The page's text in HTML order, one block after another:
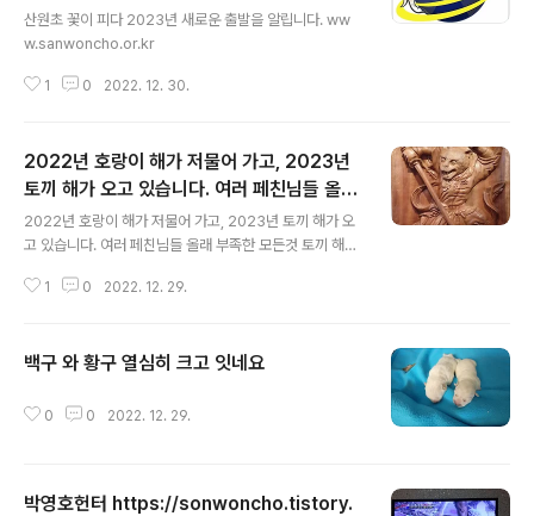
산원초 꽃이 피다 2023년 새로운 출발을 알립니다. ww
w.sanwoncho.or.kr
1 0 2022. 12. 30.
2022년 호랑이 해가 저물어 가고, 2023년
토끼 해가 오고 있습니다. 여러 페친님들 올래
부족한 모든것 토끼 해에 이루시길 기원 합니
다초심 합장 www.sanwoncho.or.kr산원
초꽃이피다
2022년 호랑이 해가 저물어 가고, 2023년 토끼 해가 오
고 있습니다. 여러 페친님들 올래 부족한 모든것 토끼 해에
r 산원초꽃이피다
1 0 2022. 12. 29.
백구 와 황구 열심히 크고 잇네요
0 0 2022. 12. 29.
박영호헌터 https://sonwoncho.tistory.